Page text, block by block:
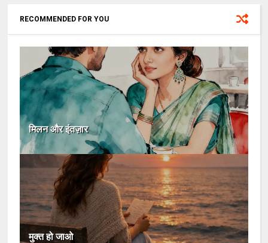
RECOMMENDED FOR YOU
मिलन और इंतज़ार
मुक्त हो जाओ